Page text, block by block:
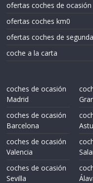
ofertas coches de ocasión
ofertas coches km0
ofertas coches de
coche a la carta
coches de ocasión
Madrid
coches de ocasión
Barcelona
coches de ocasión
Valencia
coches de ocasión
Sevilla